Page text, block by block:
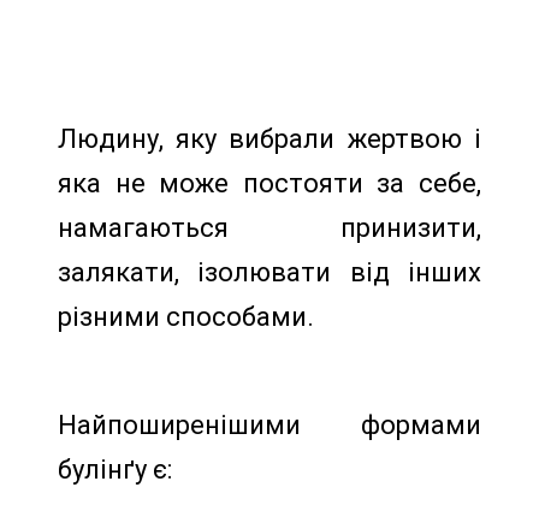
Людину, яку вибрали жертвою і
яка не може постояти за себе,
намагаються принизити,
залякати, ізолювати від інших
різними способами.
Найпоширенішими формами
булінґу є: